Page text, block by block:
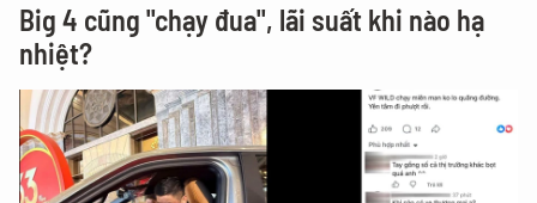
Big 4 cũng "chạy đua", lãi suất khi nào hạ
nhiệt?